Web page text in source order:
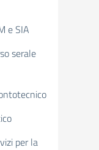
e SIA
serale
per la